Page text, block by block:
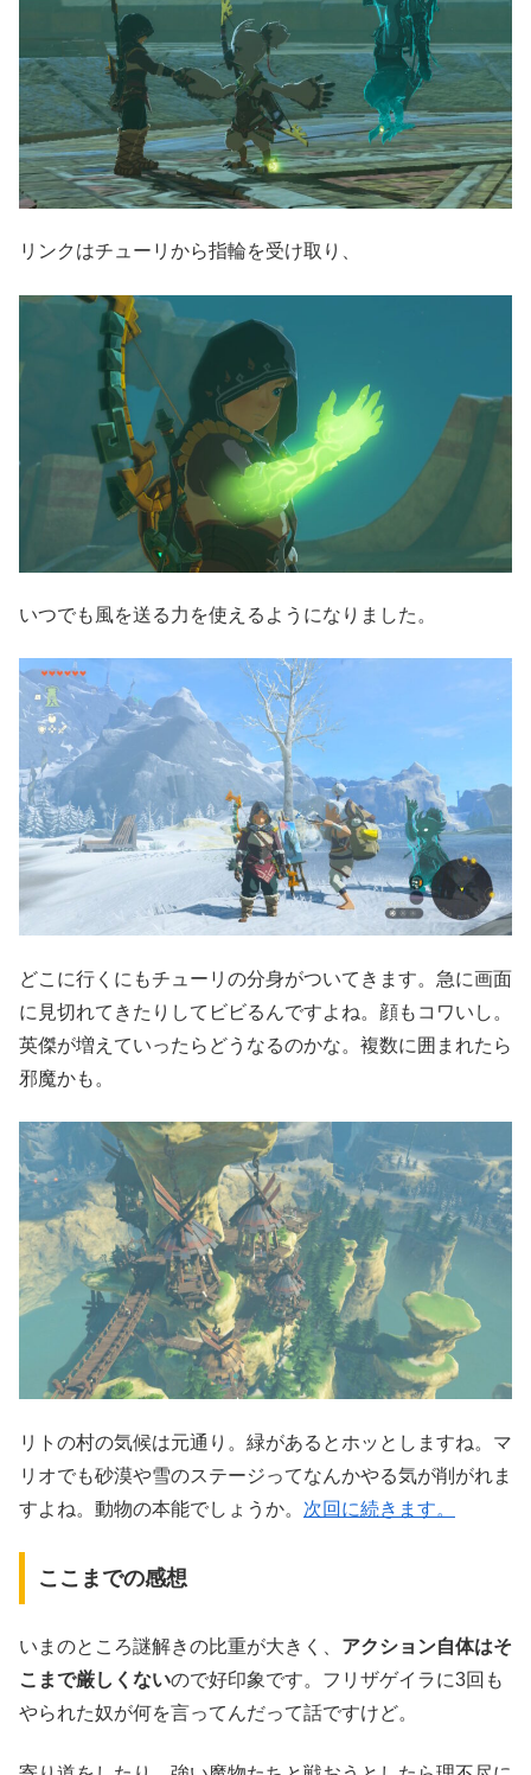
リンクはチューリから指輪を受け取り、
いつでも風を送る力を使えるようになりました。
どこに行くにもチューリの分身がついてきます。急に画面
に見切れてきたりしてビビるんですよね。顔もコワいし。
英傑が増えていったらどうなるのかな。複数に囲まれたら
邪魔かも。
リトの村の気候は元通り。緑があるとホッとしますね。マ
リオでも砂漠や雪のステージってなんかやる気が削がれま
すよね。動物の本能でしょうか。 次回に続きます。
ここまでの感想
いまのところ謎解きの比重が大きく、 アクション自体はそ
こまで厳しくないので好印象です。フリザゲイラに3回も
やられた奴が何を言ってんだって話ですけど。